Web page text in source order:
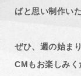
ばと思い制作い
ぜひ、週の始ま
CMもお楽しみく